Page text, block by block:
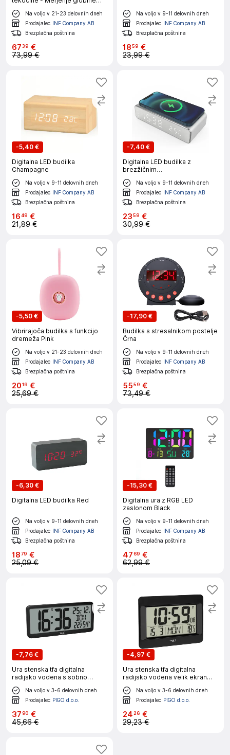
tekočine
Na voljo v 21-23 delovnih dneh
Prodajalec INF Company AB
Brezplačna poštnina
6739 €
73,99 €
Na voljo v 9-11 delovnih dneh
Prodajalec INF Company AB
Brezplačna poštnina
1859 €
23,99 €
-5,40 €
Digitalna LED budilka
Champagne
Na voljo v 9-11 delovnih dneh
Prodajalec INF Company AB
Brezplačna poštnina
1649 €
21,89 €
-7,40 €
Digitalna LED budilka z
brezžičnim
polnilcem/termometrom
SrebrnaNa voljo v 9-11 delovnih dneh
Prodajalec INF Company AB
Brezplačna poštnina
2359 €
30,99 €
-5,50 €
Vibrirajoča budilka s funkcijo
dremeža Pink
Na voljo v 21-23 delovnih dneh
Prodajalec INF Company AB
Brezplačna poštnina
2019 €
25,69 €
-17,90 €
Budilka s stresalnikom postelje
Črna
Na voljo v 9-11 delovnih dneh
Prodajalec INF Company AB
Brezplačna poštnina
5559 €
73,49 €
-6,30 €
Digitalna LED budilka Red
Na voljo v 9-11 delovnih dneh
Prodajalec INF Company AB
Brezplačna poštnina
1879 €
25,09 €
-15,30 €
Digitalna ura z RGB LED
zaslonom Black
Na voljo v 9-11 delovnih dneh
Prodajalec INF Company AB
Brezplačna poštnina
4769 €
62,99 €
-7,76 €
Ura stenska tfa digitalna
radijsko vodena s sobno
temperaturo črna 60.4525.01
Na voljo v 3-6 delovnih dneh
Prodajalec PIGO d.o.o.
3790 €
45,66 €
-4,97 €
Ura stenska tfa digitalna
radijsko vodena velik ekran
črna 60.4519.01
Na voljo v 3-6 delovnih dneh
Prodajalec PIGO d.o.o.
24 26 €
29,23 €